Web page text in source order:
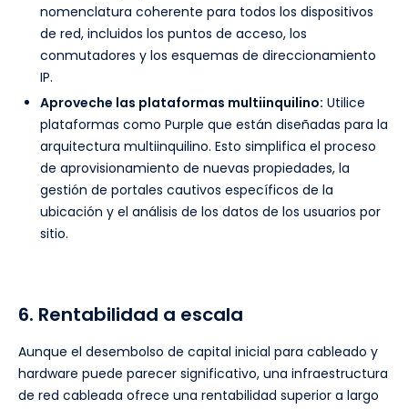
nomenclatura coherente para todos los dispositivos
de red, incluidos los puntos de acceso, los
conmutadores y los esquemas de direccionamiento
IP.
Aproveche las plataformas multiinquilino: Utilice
plataformas como Purple que están diseñadas para la
arquitectura multiinquilino. Esto simplifica el proceso
de aprovisionamiento de nuevas propiedades, la
gestión de portales cautivos específicos de la
ubicación y el análisis de los datos de los usuarios por
sitio.
6. Rentabilidad a escala
Aunque el desembolso de capital inicial para cableado y
hardware puede parecer significativo, una infraestructura
de red cableada ofrece una rentabilidad superior a largo